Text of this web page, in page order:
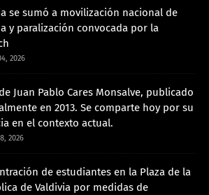
se sumó a movilización nacional de
y paralización convocada por la
2026
Juan Pablo Cares Monsalve, publicado
en 2013. Se comparte hoy por su
en el contexto actual.
2026
de estudiantes en la Plaza de la
de Valdivia por medidas de